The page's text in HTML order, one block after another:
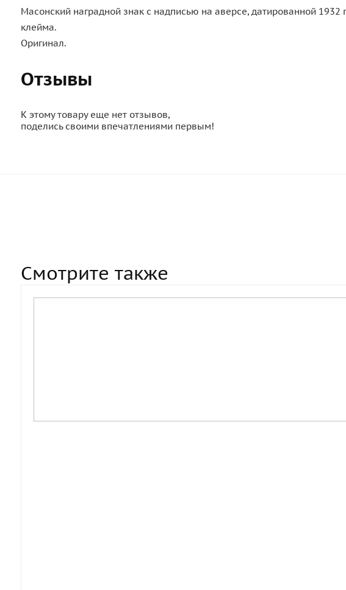
Масонский наградной знак с надписью на аверсе, датированной
клейма.
Оригинал.
Отзывы
К этому товару еще нет отзывов,
поделись своими впечатлениями первым!
Смотрите также